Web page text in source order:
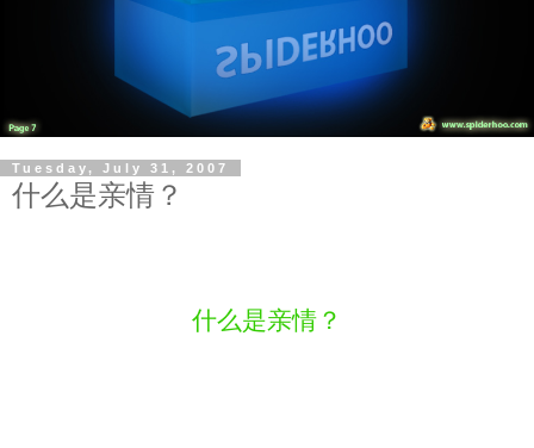
Tuesday, July 31, 2007
什么是亲情？
什么是亲情？